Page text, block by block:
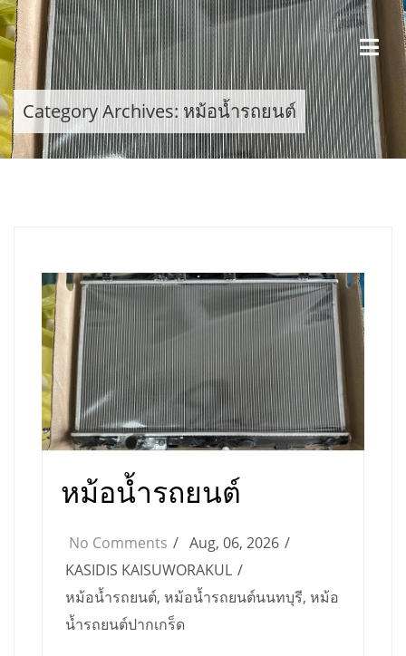
Skip
to
content
Category Archives: หม้อน้ำรถยนต์
หม้อน้ำรถยนต์
No Comments
Aug, 06, 2026
KASIDIS KAISUWORAKUL
หม้อน้ำรถยนต์, หม้อน้ำรถยนต์นนทบุรี, หม้อ
น้ำรถยนต์ปากเกร็ด